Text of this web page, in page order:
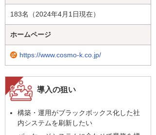
183名（2024年4月1日現在）
ホームページ
https://www.cosmo-k.co.jp/
導入の狙い
構築・運用がブラックボックス化した社
内システムを刷新したい